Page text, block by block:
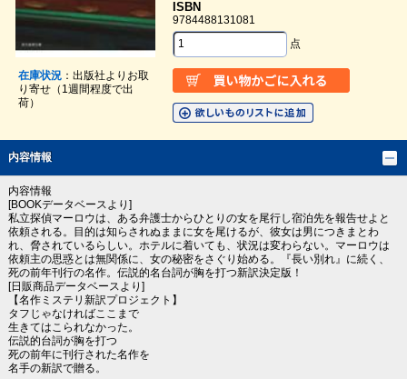
在庫状況：出版社よりお取
り寄せ（1週間程度で出
荷）
ISBN
9784488131081
点
内容情報
内容情報
[BOOKデータベースより]
私立探偵マーロウは、ある弁護士からひとりの女を尾行し宿泊先を報告せよと
依頼される。目的は知らされぬままに女を尾けるが、彼女は男につきまとわ
れ、脅されているらしい。ホテルに着いても、状況は変わらない。マーロウは
依頼主の思惑とは無関係に、女の秘密をさぐり始める。『長い別れ』に続く、
死の前年刊行の名作。伝説的名台詞が胸を打つ新訳決定版！
[日販商品データベースより]
【名作ミステリ新訳プロジェクト】
タフじゃなければここまで
生きてはこられなかった。
伝説的台詞が胸を打つ
死の前年に刊行された名作を
名手の新訳で贈る。